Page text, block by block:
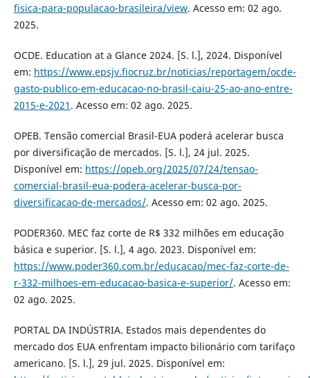
fisica-para-populacao-brasileira/view. Acesso em: 02 ago.
2025.
OCDE. Education at a Glance 2024. [S. l.], 2024. Disponível
em: https://www.epsjv.fiocruz.br/noticias/reportagem/ocde-
gasto-publico-em-educacao-no-brasil-caiu-25-ao-ano-entre-
2015-e-2021 . Acesso em: 02 ago. 2025.
OPEB. Tensão comercial Brasil-EUA poderá acelerar busca
por diversificação de mercados. [S. l.], 24 jul. 2025.
Disponível em: https://opeb.org/2025/07/24/tensao-
comercial-brasil-eua-podera-acelerar-busca-por-
diversificacao-de-mercados/. Acesso em: 02 ago. 2025.
PODER360. MEC faz corte de R$ 332 milhões em educação
básica e superior. [S. l.], 4 ago. 2023. Disponível em:
https://www.poder360.com.br/educacao/mec-faz-corte-de-
r-332-milhoes-em-educacao-basica-e-superior/. Acesso em:
02 ago. 2025.
PORTAL DA INDÚSTRIA. Estados mais dependentes do
mercado dos EUA enfrentam impacto bilionário com tarifaço
americano. [S. l.], 29 jul. 2025. Disponível em: